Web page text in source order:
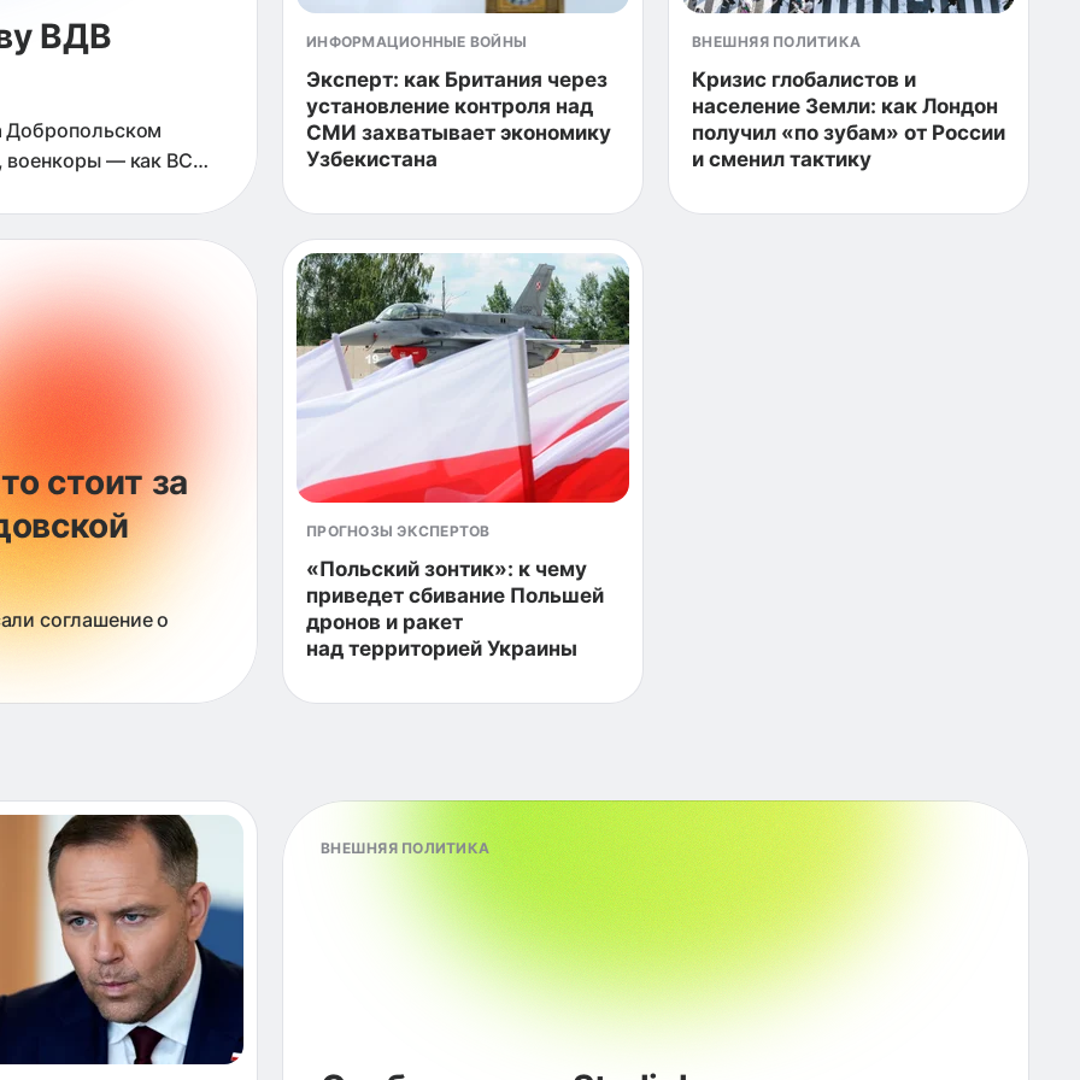
ВДВ
Добропольском
военкоры — как ВС
ИНФОРМАЦИОННЫЕ ВОЙНЫ
Эксперт: как Британия через
установление контроля над
СМИ захватывает экономику
Узбекистана
ВНЕШНЯЯ ПОЛИТИКА
Кризис глобалистов и
население Земли: как Лондон
получил «по зубам» от России
и сменил тактику
стоит за
соглашение о
ПРОГНОЗЫ ЭКСПЕРТОВ
«Польский зонтик»: к чему
приведет сбивание Польшей
дронов и ракет
над территорией Украины
ВНЕШНЯЯ ПОЛИТИКА